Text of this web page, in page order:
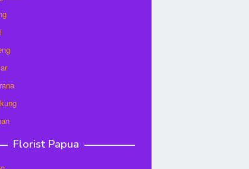
Florist Papua